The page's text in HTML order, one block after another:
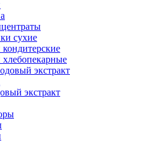
сухие
экстракт
экстракт